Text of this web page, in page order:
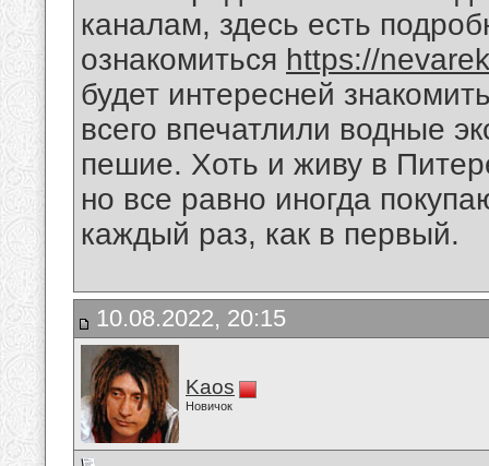
каналам, здесь есть
ознакомиться https://
будет интересней
всего впечатлили водные
пешие. Хоть и живу в
но все равно иногда
каждый раз, как в первый.
10.08.2022, 20:15
Kaos
Новичок